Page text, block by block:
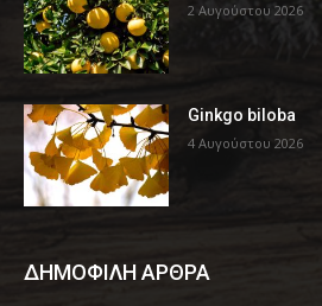
2 Αυγούστου 2026
Ginkgo biloba
4 Αυγούστου 2026
ΔΗΜΟΦΙΛΗ ΑΡΘΡΑ